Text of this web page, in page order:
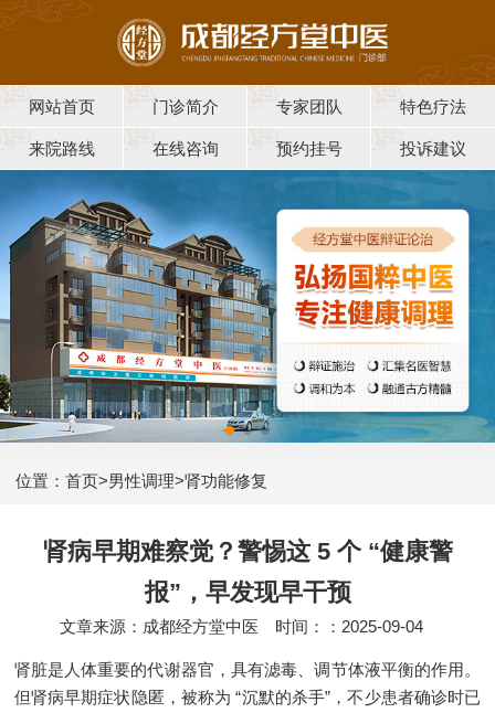
网站首页 门诊简介 专家团队 特色疗法
来院路线 在线咨询 预约挂号 投诉建议
位置： 首页>男性调理>肾功能修复
肾病早期难察觉？警惕这 5 个 “健康警
报”，早发现早干预
文章来源：成都经方堂中医 时间：：2025-09-04
肾脏是人体重要的代谢器官，具有滤毒、调节体液平衡的作用。
但肾病早期症状隐匿，被称为 “沉默的杀手”，不少患者确诊时已